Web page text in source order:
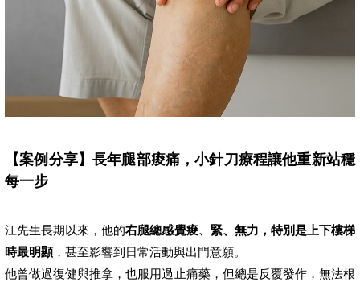
【案例分享】長年腿部痠痛，小針刀療程讓他重新站穩
每一步
江先生長期以來，他的右腿總感覺痠、緊、無力，特別是上下樓梯
時最明顯，甚至影響到日常活動與出門意願。
他曾做過復健與推拿，也服用過止痛藥，但總是反覆發作，無法根